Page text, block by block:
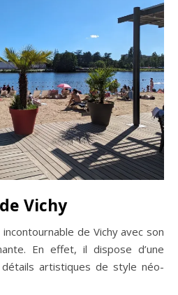
Vichy
de Vichy avec son
En effet, il dispose d’une
artistiques de style néo-